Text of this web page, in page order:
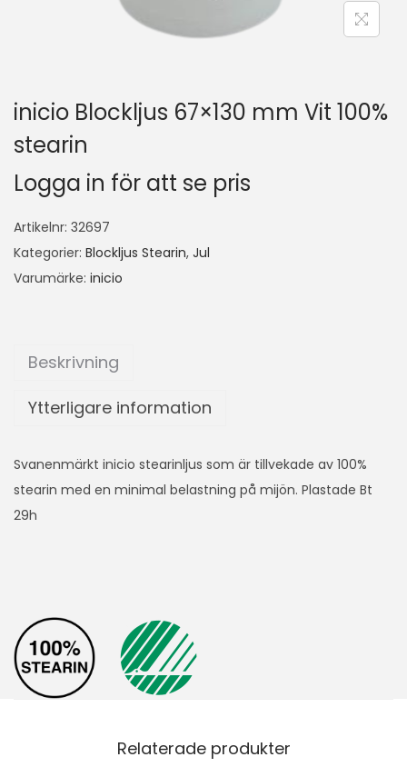
inicio Blockljus 67×130 mm Vit 100%
stearin
Logga in för att se pris
Artikelnr: 32697
Kategorier: Blockljus Stearin, Jul
Varumärke: inicio
Beskrivning
Ytterligare information
Svanenmärkt inicio stearinljus som är tillvekade av 100%
stearin med en minimal belastning på mijön. Plastade Bt
29h
Relaterade produkter